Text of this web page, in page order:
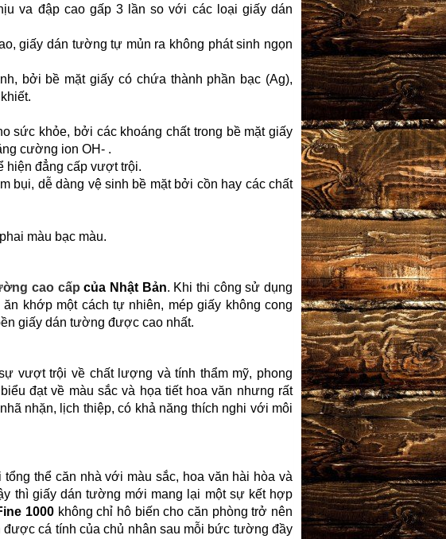
va đập cao gấp 3 lần so với các loại giấy dán
giấy dán tường tự mủn ra không phát sinh ngọn
bởi bề mặt giấy có chứa thành phần bạc (Ag),
sức khỏe, bởi các khoáng chất trong bề mặt giấy
cường ion OH- .
hiện đẳng cấp vượt trội.
bụi, dễ dàng vệ sinh bề mặt bởi cồn hay các chất
màu bạc màu.
cao cấp của Nhật Bản. Khi thi công sử dụng
khớp một cách tự nhiên, mép giấy không cong
giấy dán tường được cao nhất.
vượt trội về chất lượng và tính thẩm mỹ, phong
đạt về màu sắc và họa tiết hoa văn nhưng rất
nhặn, lịch thiệp, có khả năng thích nghi với môi
thể căn nhà với màu sắc, hoa văn hài hòa và
thì giấy dán tường mới mang lại một sự kết hợp
1000không chỉ hô biến cho căn phòng trở nên
cá tính của chủ nhân sau mỗi bức tường đầy